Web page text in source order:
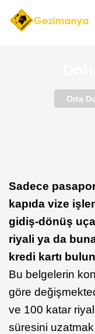
Orta
Sadece
kapıda vize
gidiş-dönüş
riyali ya da
kredi kartı
Bu belgelerin
göre
ve 100 katar
süresini